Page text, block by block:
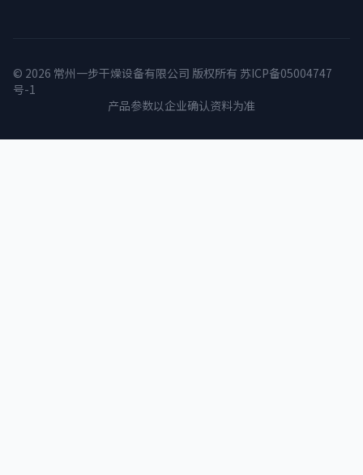
© 2026 常州一步干燥设备有限公司 版权所有 苏ICP备05004747
号-1
产品参数以企业确认资料为准